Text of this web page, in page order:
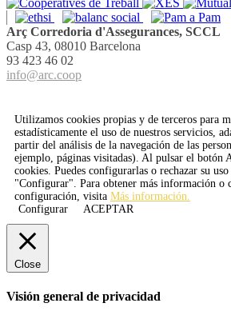
Arç Corredoria d'Assegurances, SCCL
Casp 43, 08010 Barcelona
93 423 46 02
info@arc.coop
Utilizamos cookies propias y de terceros para
estadísticamente el uso de nuestros servicios,
partir del análisis de la navegación de las
ejemplo, páginas visitadas). Al pulsar el botón
cookies. Puedes configurarlas o rechazar su
"Configurar". Para obtener más información o
configuración, visita Más información.
Configurar
ACEPTAR
Close
Visión general de privacidad